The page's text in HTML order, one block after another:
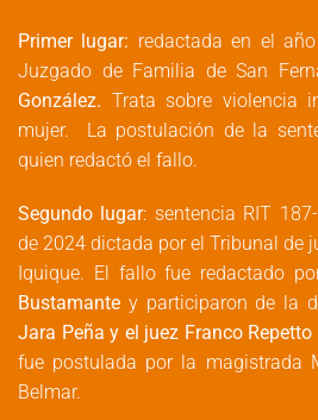
Primer lugar: redactada en el
Juzgado de Familia de San
González. Trata sobre violencia
mujer. La postulación de la
quien redactó el fallo.
Segundo lugar: sentencia RIT
de 2024 dictada por el Tribunal de
Iquique. El fallo fue redactado
Bustamante y participaron de la
Jara Peña y el juez Franco Repetto
fue postulada por la magistrada
Belmar.